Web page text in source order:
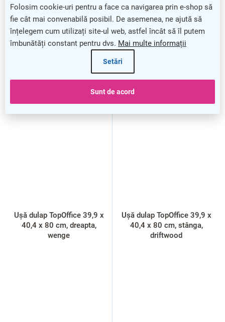
Folosim cookie-uri pentru a face ca navigarea prin e-shop să
fie cât mai convenabilă posibil. De asemenea, ne ajută să
înțelegem cum utilizați site-ul web, astfel încât să îl putem
îmbunătăți constant pentru dvs. Mai multe informații
Setări
Sunt de acord
Ușă dulap TopOffice 39,9 x
40,4 x 80 cm, dreapta,
wenge
Ușă dulap TopOffice 39,9 x
40,4 x 80 cm, stânga,
driftwood